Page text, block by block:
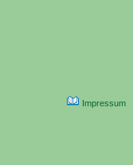
Impressum